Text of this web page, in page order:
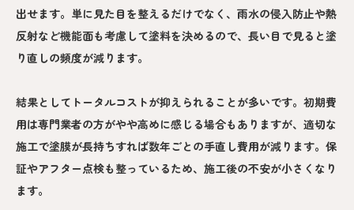
出せます。単に見た目を整えるだけでなく、雨水の侵入防止や熱
反射など機能面も考慮して塗料を決めるので、長い目で見ると塗
り直しの頻度が減ります。
結果としてトータルコストが抑えられることが多いです。初期費
用は専門業者の方がやや高めに感じる場合もありますが、適切な
施工で塗膜が長持ちすれば数年ごとの手直し費用が減ります。保
証やアフター点検も整っているため、施工後の不安が小さくなり
ます。